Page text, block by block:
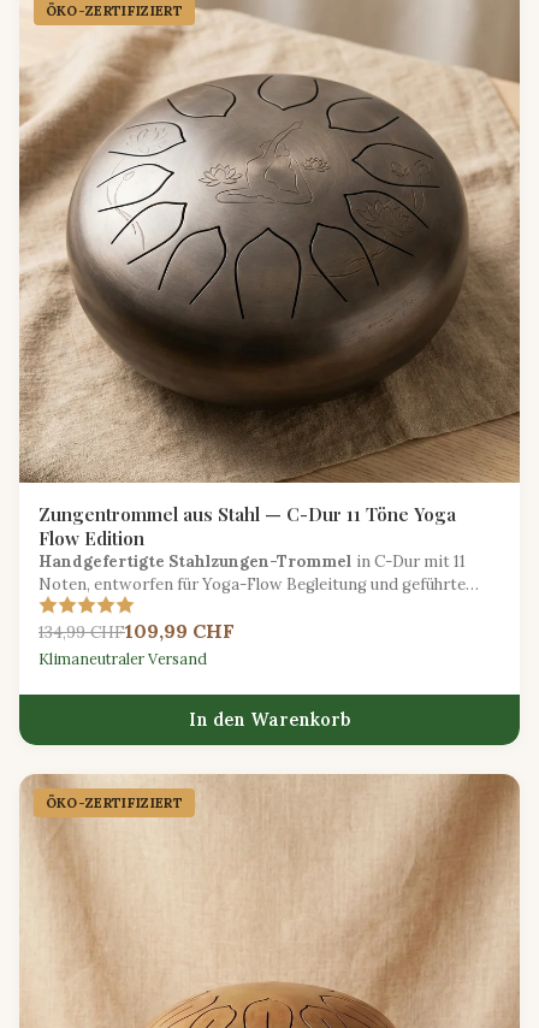
ÖKO-ZERTIFIZIERT
Zungentrommel aus Stahl — C-Dur 11 Töne Yoga
Flow Edition
Handgefertigte Stahlzungen-Trommel in C-Dur mit 11
Noten, entworfen für Yoga-Flow Begleitung und geführte
Entspannung.
134,99 CHF109,99 CHF
Klimaneutraler Versand
In den Warenkorb
ÖKO-ZERTIFIZIERT